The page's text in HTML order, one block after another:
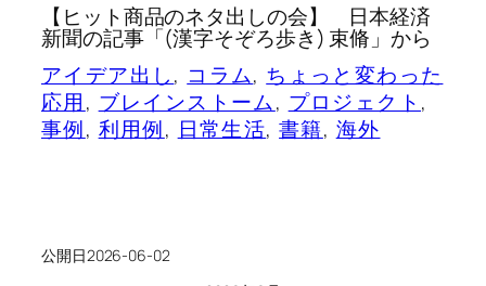
【ヒット商品のネタ出しの会】 日本経済
新聞の記事「(漢字そぞろ歩き) 束脩」から
アイデア出し, コラム, ちょっと変わった
応用, ブレインストーム, プロジェクト
事例, 利用例, 日常生活, 書籍, 海外
公開日2026-06-02